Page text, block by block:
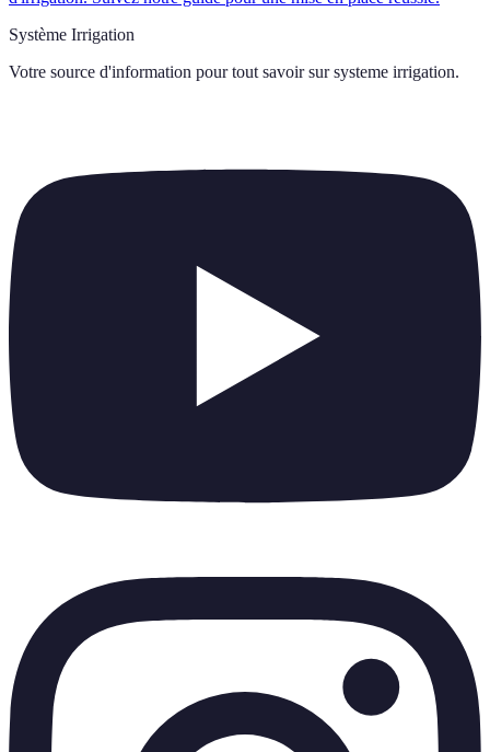
Système Irrigation
Votre source d'information pour tout savoir sur systeme irrigation.